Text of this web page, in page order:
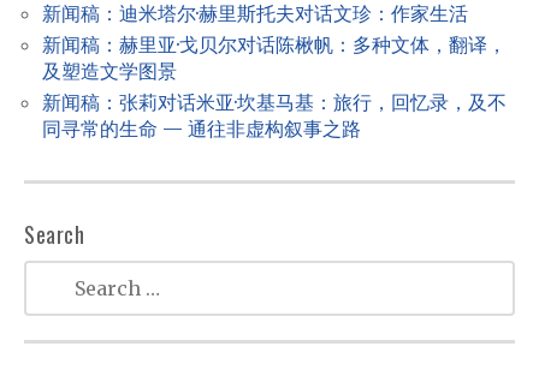
i
n
新闻稿：迪米塔尔·赫里斯托夫对话文珍：作家生活
新闻稿：赫里亚·戈贝尔对话陈楸帆：多种文体，翻译，
及塑造文学图景
新闻稿：张莉对话米亚·坎基马基：旅行，回忆录，及不
同寻常的生命 — 通往非虚构叙事之路
Search